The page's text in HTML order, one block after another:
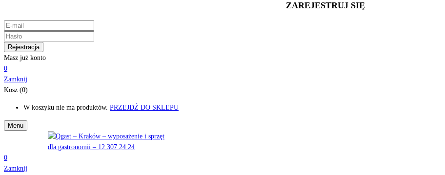
ZAREJESTRUJ SIĘ
Masz już konto
0
Zamknij
Kosz (0)
W koszyku nie ma produktów. PRZEJDŹ DO SKLEPU
Menu
0
Zamknij